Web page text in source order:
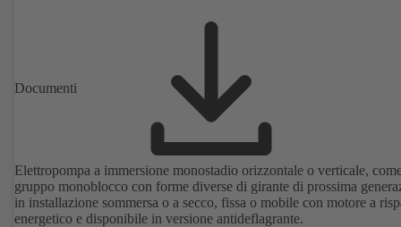
Documenti
Elettropompa a immersione monostadio orizzontale o verticale,
gruppo monoblocco con forme diverse di girante di prossima
in installazione sommersa o a secco, fissa o mobile con motore a
energetico e disponibile in versione antideflagrante.